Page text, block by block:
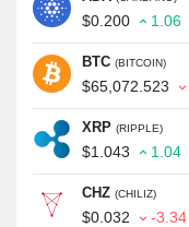
$0.200 1.06
BTC (BITCOIN)
$65,072.523
XRP (RIPPLE)
$1.043 1.04
CHZ (CHILIZ)
$0.032 -3.34